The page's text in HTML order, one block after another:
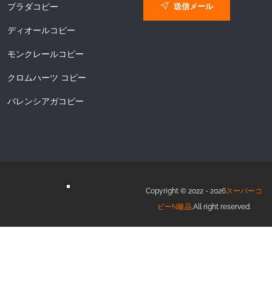
プラダコピー
ディオールコピー
モンクレールコピー
クロムハーツ コピー
バレンシアガコピー
送信メール
Copyright © 2022 - 2026スーパーコ
ピーN級品.All right reserved.